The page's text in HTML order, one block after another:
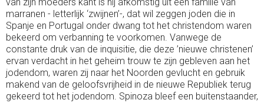
marranen - letterlijk ‘zwijnen’-, dat wil zeggen joden die in
Spanje en Portugal onder dwang tot het christendom waren
bekeerd om verbanning te voorkomen. Vanwege de
constante druk van de inquisitie, die deze ’nieuwe christenen’
ervan verdacht in het geheim trouw te zijn gebleven aan het
jodendom, waren zij naar het Noorden gevlucht en gebruik
makend van de geloofsvrijheid in de nieuwe Republiek terug
gekeerd tot het jodendom. Spinoza bleef een buitenstaander,